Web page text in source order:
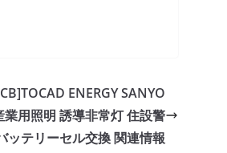
ENERGY SANYO
用照明 誘導非常灯 住設警
ッテリーセル交換 関連情報